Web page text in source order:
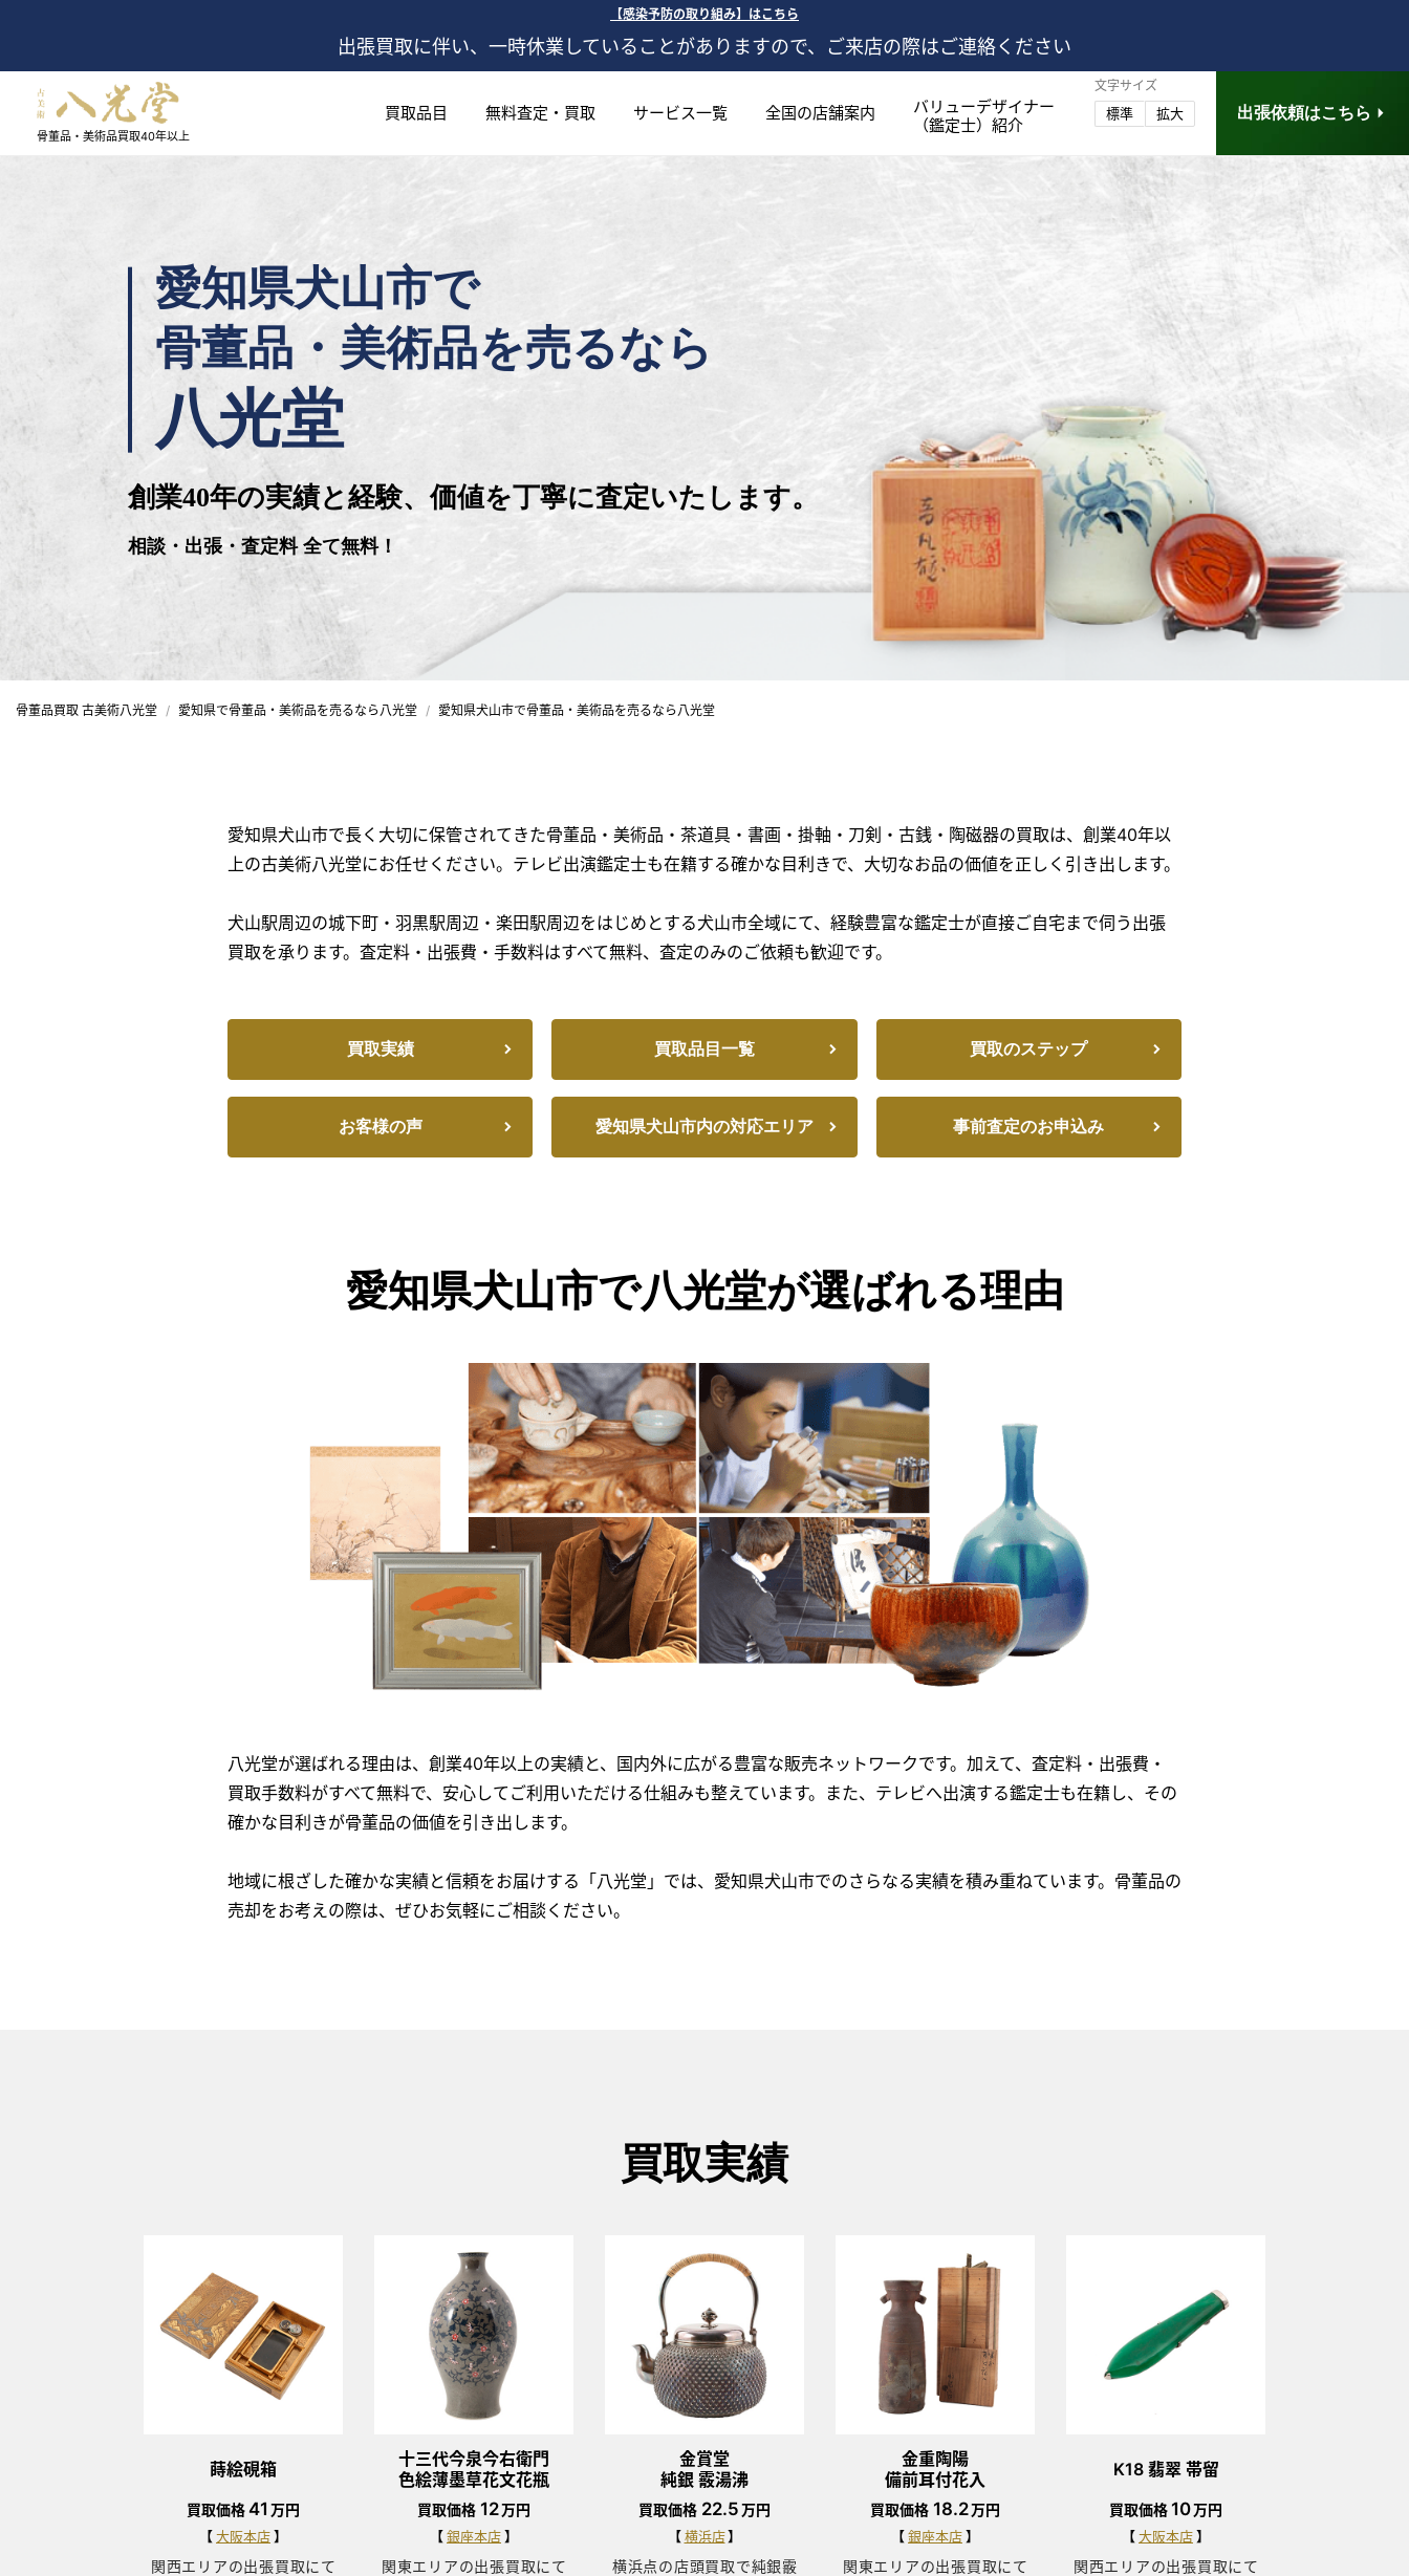
【感染予防の取り組み】はこちら
出張買取に伴い、一時休業していることがありますので、ご来店の際はご連絡ください
骨董品・美術品買取40年以上
買取品目 無料査定・買取 サービス一覧 全国の店舗案内
バリューデザイナー
（鑑定士）紹介
文字サイズ
標準 拡大 出張依頼はこちら
愛知県犬山市で
骨董品・美術品を売るなら
八光堂
創業40年の実績と経験、価値を丁寧に査定いたします。
相談・出張・査定料 全て無料！
骨董品買取 古美術八光堂 愛知県で骨董品・美術品を売るなら八光堂 愛知県犬山市で骨董品・美術品を売るなら八光堂
愛知県犬山市で長く大切に保管されてきた骨董品・美術品・茶道具・書画・掛軸・刀剣・古銭・陶磁器の買取は、創業40年以
上の古美術八光堂にお任せください。テレビ出演鑑定士も在籍する確かな目利きで、大切なお品の価値を正しく引き出します。
犬山駅周辺の城下町・羽黒駅周辺・楽田駅周辺をはじめとする犬山市全域にて、経験豊富な鑑定士が直接ご自宅まで伺う出張
買取を承ります。査定料・出張費・手数料はすべて無料、査定のみのご依頼も歓迎です。
買取実績 買取品目一覧 買取のステップ
お客様の声 愛知県犬山市内の対応エリア 事前査定のお申込み
愛知県犬山市で八光堂が選ばれる理由
八光堂が選ばれる理由は、創業40年以上の実績と、国内外に広がる豊富な販売ネットワークです。加えて、査定料・出張費・
買取手数料がすべて無料で、安心してご利用いただける仕組みも整えています。また、テレビへ出演する鑑定士も在籍し、その
確かな目利きが骨董品の価値を引き出します。
地域に根ざした確かな実績と信頼をお届けする「八光堂」では、愛知県犬山市でのさらなる実績を積み重ねています。骨董品の
売却をお考えの際は、ぜひお気軽にご相談ください。
買取実績
蒔絵硯箱
買取価格41 万円
大阪本店
関西エリアの出張買取にて
十三代今泉今右衛門
色絵薄墨草花文花瓶
買取価格 12万円
銀座本店
関東エリアの出張買取にて
金賞堂
純銀 霰湯沸
買取価格 22.5万円
横浜店
横浜点の店頭買取で純銀霰
金重陶陽
備前耳付花入
買取価格 18.2万円
銀座本店
関東エリアの出張買取にて
K18 翡翠 帯留
買取価格 10万円
大阪本店
関西エリアの出張買取にて